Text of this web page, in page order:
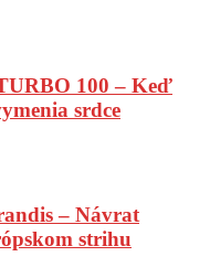
100 – Keď
srdce
– Návrat
strihu